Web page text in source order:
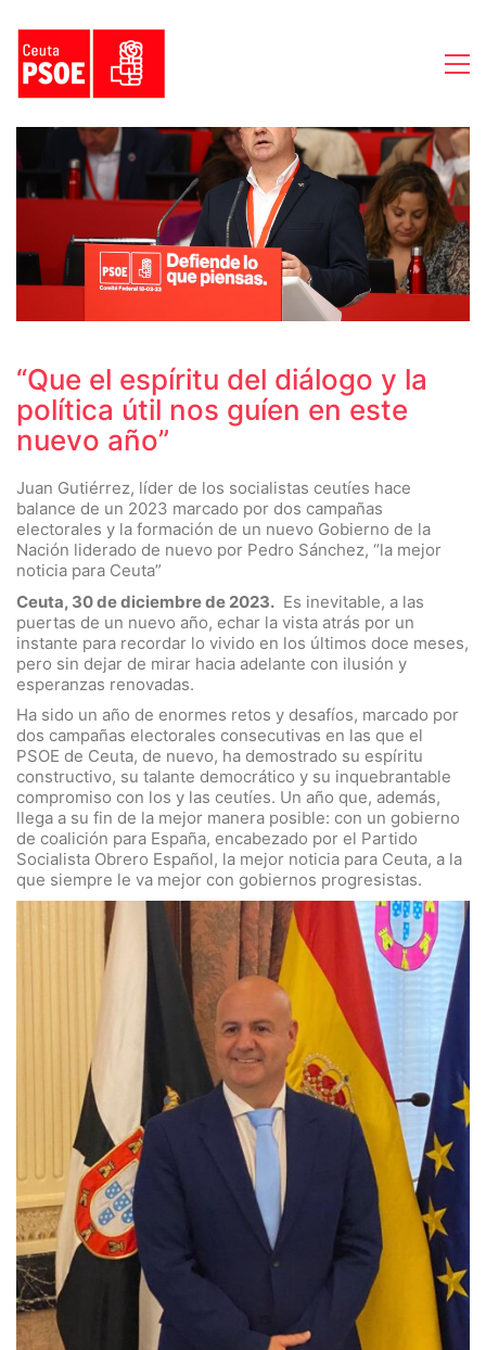
“Que el espíritu del diálogo y la
política útil nos guíen en este
nuevo año”
Juan Gutiérrez, líder de los socialistas ceutíes hace
balance de un 2023 marcado por dos campañas
electorales y la formación de un nuevo Gobierno de la
Nación liderado de nuevo por Pedro Sánchez, “la mejor
noticia para Ceuta”
Ceuta, 30 de diciembre de 2023. Es inevitable, a las
puertas de un nuevo año, echar la vista atrás por un
instante para recordar lo vivido en los últimos doce meses,
pero sin dejar de mirar hacia adelante con ilusión y
esperanzas renovadas.
Ha sido un año de enormes retos y desafíos, marcado por
dos campañas electorales consecutivas en las que el
PSOE de Ceuta, de nuevo, ha demostrado su espíritu
constructivo, su talante democrático y su inquebrantable
compromiso con los y las ceutíes. Un año que, además,
llega a su fin de la mejor manera posible: con un gobierno
de coalición para España, encabezado por el Partido
Socialista Obrero Español, la mejor noticia para Ceuta, a la
que siempre le va mejor con gobiernos progresistas.